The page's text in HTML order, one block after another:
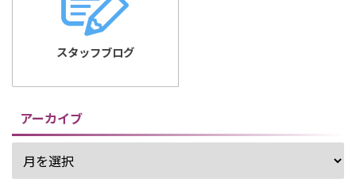
スタッフブログ
アーカイブ